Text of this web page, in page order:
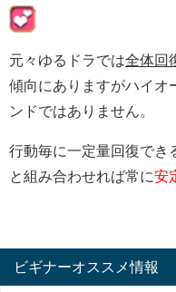
元々ゆるドラでは全体回
傾向にありますがハイオ
ンドではありません。
行動毎に一定量回復でき
と組み合わせれば常に安
ビギナーオススメ情報